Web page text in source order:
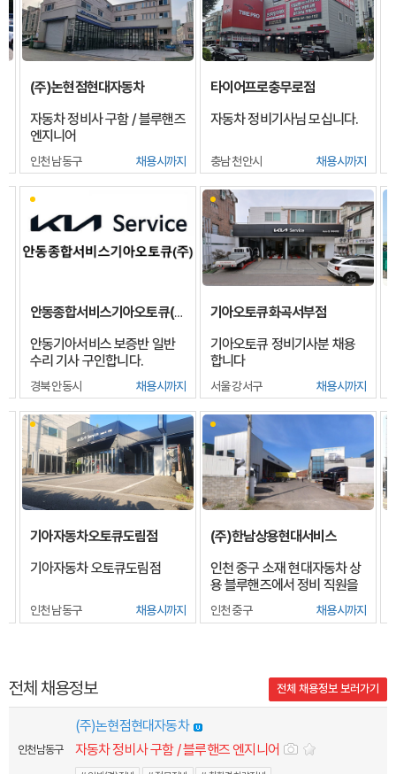
(주)논현점현대자동차
자동차 정비사 구함 / 블루핸즈
엔지니어
인천 남동구 채용시까지
안동종합서비스기아오토큐(주)
안동기아서비스 보증반 일반
수리 기사 구인합니다.
경북 안동시 채용시까지
기아자동차오토큐도림점
기아자동차 오토큐도림점
인천 남동구 채용시까지
타이어프로충무로점
자동차 정비기사님 모십니다.
충남 천안시 채용시까지
기아오토큐화곡서부점
기아오토큐 정비기사분 채용
합니다
서울 강서구 채용시까지
(주)한남상용현대서비스
인천 중구 소재 현대자동차 상
용 블루핸즈에서 정비 직원을
모집합니다. (주 5일 근무)
인천 중구 채용시까지
전체 채용정보 전체 채용정보 보러가기
인천 남동구
(주)논현점현대자동차
자동차 정비사 구함 / 블루핸즈 엔지니어